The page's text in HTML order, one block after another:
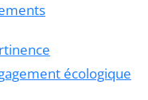
écologique